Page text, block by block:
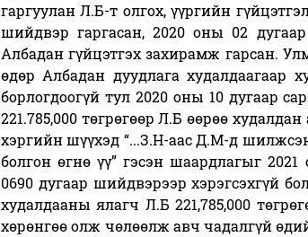
гаргуулан Л.Б-т олгох, үүргийн
шийдвэр гаргасан, 2020 оны 02
Албадан гүйцэтгэх захирамж гарсан.
өдөр Албадан дуудлага худалдаагаар
борлогдоогүй тул 2020 оны 10 дугаар
221.785,000 төгрөгөөр Л.Б өөрөө
хэргийн шүүхэд “...З.Н-аас Д.М-д
болгон өгнө үү” гэсэн шаардлагыг
0690 дугаар шийдвэрээр хэрэгсэхгүй
худалдааны ялагч Л.Б 221,785,000
хөрөнгөө олж чөлөөлж авч чадалгүй